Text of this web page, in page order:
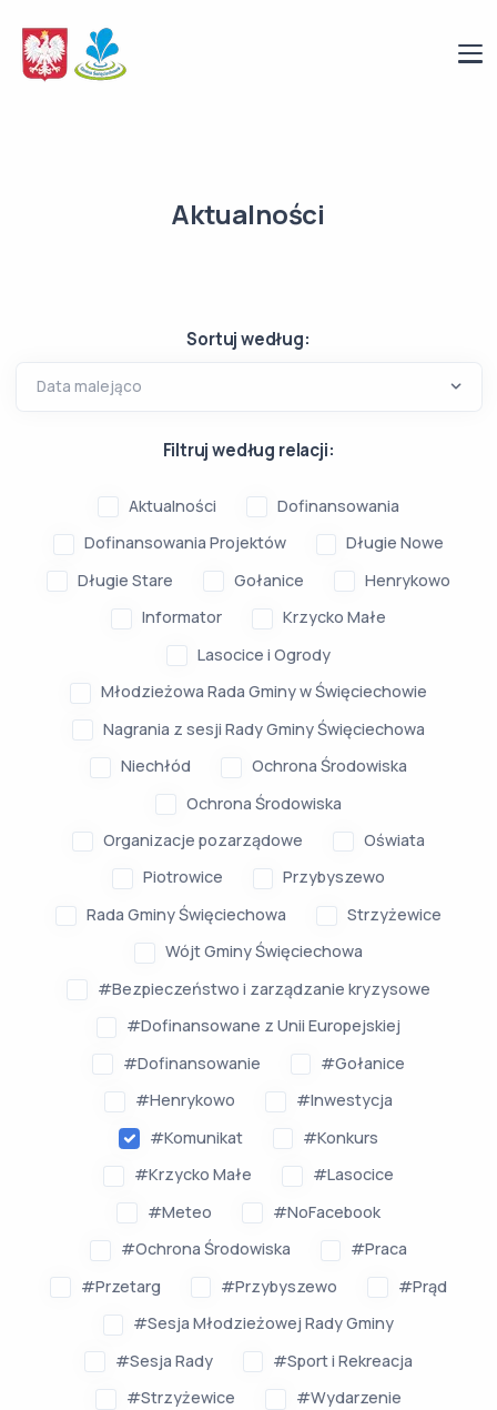
Aktualności
Sortuj według:
Filtruj według relacji:
Aktualności
Dofinansowania
Dofinansowania Projektów
Długie Nowe
Długie Stare
Gołanice
Henrykowo
Informator
Krzycko Małe
Lasocice i Ogrody
Młodzieżowa Rada Gminy w Święciechowie
Nagrania z sesji Rady Gminy Święciechowa
Niechłód
Ochrona Środowiska
Ochrona Środowiska
Organizacje pozarządowe
Oświata
Piotrowice
Przybyszewo
Rada Gminy Święciechowa
Strzyżewice
Wójt Gminy Święciechowa
#Bezpieczeństwo i zarządzanie kryzysowe
#Dofinansowane z Unii Europejskiej
#Dofinansowanie
#Gołanice
#Henrykowo
#Inwestycja
#Komunikat
#Konkurs
#Krzycko Małe
#Lasocice
#Meteo
#NoFacebook
#Ochrona Środowiska
#Praca
#Przetarg
#Przybyszewo
#Prąd
#Sesja Młodzieżowej Rady Gminy
#Sesja Rady
#Sport i Rekreacja
#Strzyżewice
#Wydarzenie